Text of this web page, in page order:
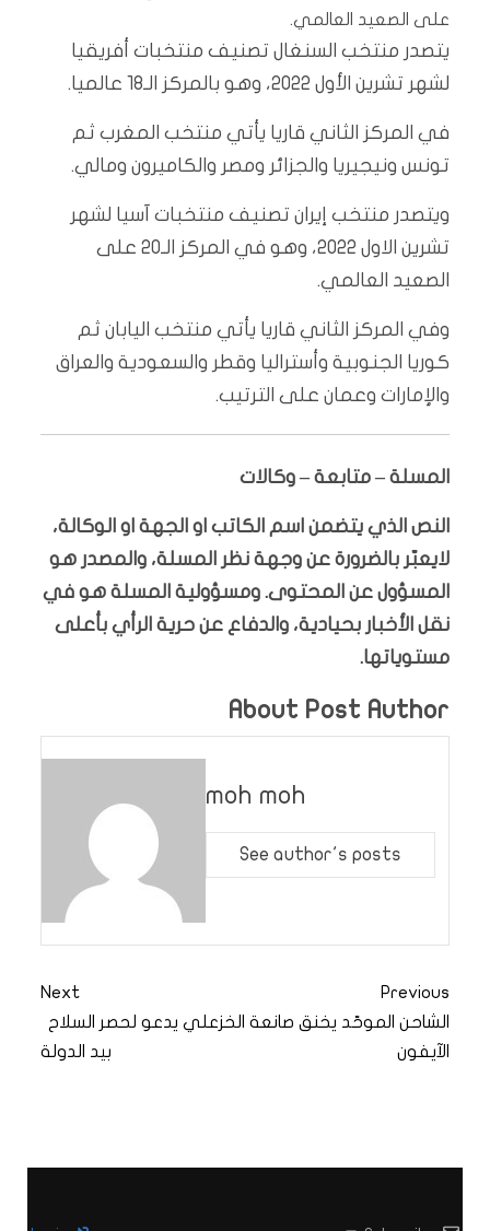
على الصعيد العالمي.
يتصدر منتخب السنغال تصنيف منتخبات أفريقيا
لشهر تشرين الأول 2022، وهو بالمركز الـ18 عالميا.
في المركز الثاني قاريا يأتي منتخب المغرب ثم
تونس ونيجيريا والجزائر ومصر والكاميرون ومالي.
ويتصدر منتخب إيران تصنيف منتخبات آسيا لشهر
تشرين الاول 2022، وهو في المركز الـ20 على
الصعيد العالمي.
وفي المركز الثاني قاريا يأتي منتخب اليابان ثم
كوريا الجنوبية وأستراليا وقطر والسعودية والعراق
والإمارات وعمان على الترتيب.
المسلة – متابعة – وكالات
النص الذي يتضمن اسم الكاتب او الجهة او الوكالة،
لايعبّر بالضرورة عن وجهة نظر المسلة، والمصدر هو
المسؤول عن المحتوى. ومسؤولية المسلة هو في
نقل الأخبار بحيادية، والدفاع عن حرية الرأي بأعلى
مستوياتها.
About Post Author
moh moh
See author's posts
Previous
الشاحن الموحّد يخنق صانعة
الآيفون
Next
الخزعلي يدعو لحصر السلاح
بيد الدولة